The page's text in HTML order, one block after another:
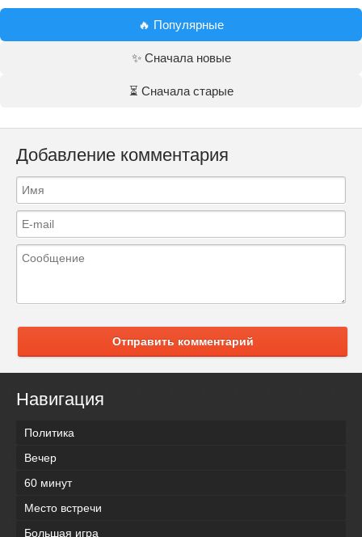
🔥 Популярные
✨ Сначала новые
⏳ Сначала старые
Добавление комментария
Отправить комментарий
Навигация
Политика
Вечер
60 минут
Место встречи
Большая игра